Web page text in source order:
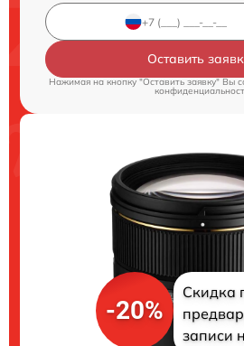
Оставить
Нажимая на кнопку "Оставить заявку" Вы
-20%
Скидка
записи